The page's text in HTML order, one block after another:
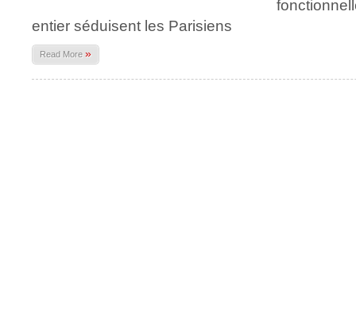
entier séduisent les Parisiens
Read More »